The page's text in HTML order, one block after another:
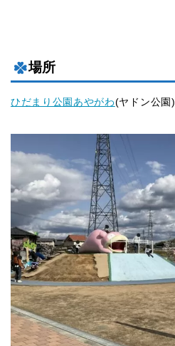
場所
ひだまり公園あやがわ(ヤドン公園)